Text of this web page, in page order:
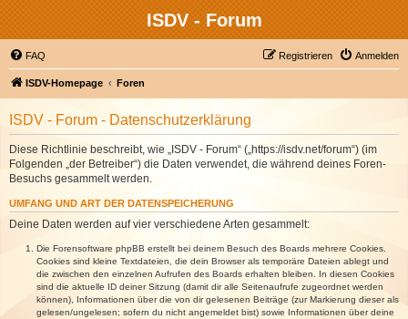
ISDV - Forum
FAQ Anmelden
Registrieren
ISDV-Homepage Foren
ISDV - Forum - Datenschutzerklärung
Diese Richtlinie beschreibt, wie „ISDV - Forum“ („https://isdv.net/forum“) (im
Folgenden „der Betreiber“) die Daten verwendet, die während deines Foren-
Besuchs gesammelt werden.
UMFANG UND ART DER DATENSPEICHERUNG
Deine Daten werden auf vier verschiedene Arten gesammelt:
Die Forensoftware phpBB erstellt bei deinem Besuch des Boards mehrere Cookies.
Cookies sind kleine Textdateien, die dein Browser als temporäre Dateien ablegt und
die zwischen den einzelnen Aufrufen des Boards erhalten bleiben. In diesen Cookies
sind die aktuelle ID deiner Sitzung (damit dir alle Seitenaufrufe zugeordnet werden
können), Informationen über die von dir gelesenen Beiträge (zur Markierung dieser als
gelesen/ungelesen; sofern du nicht angemeldet bist) sowie Informationen über deine